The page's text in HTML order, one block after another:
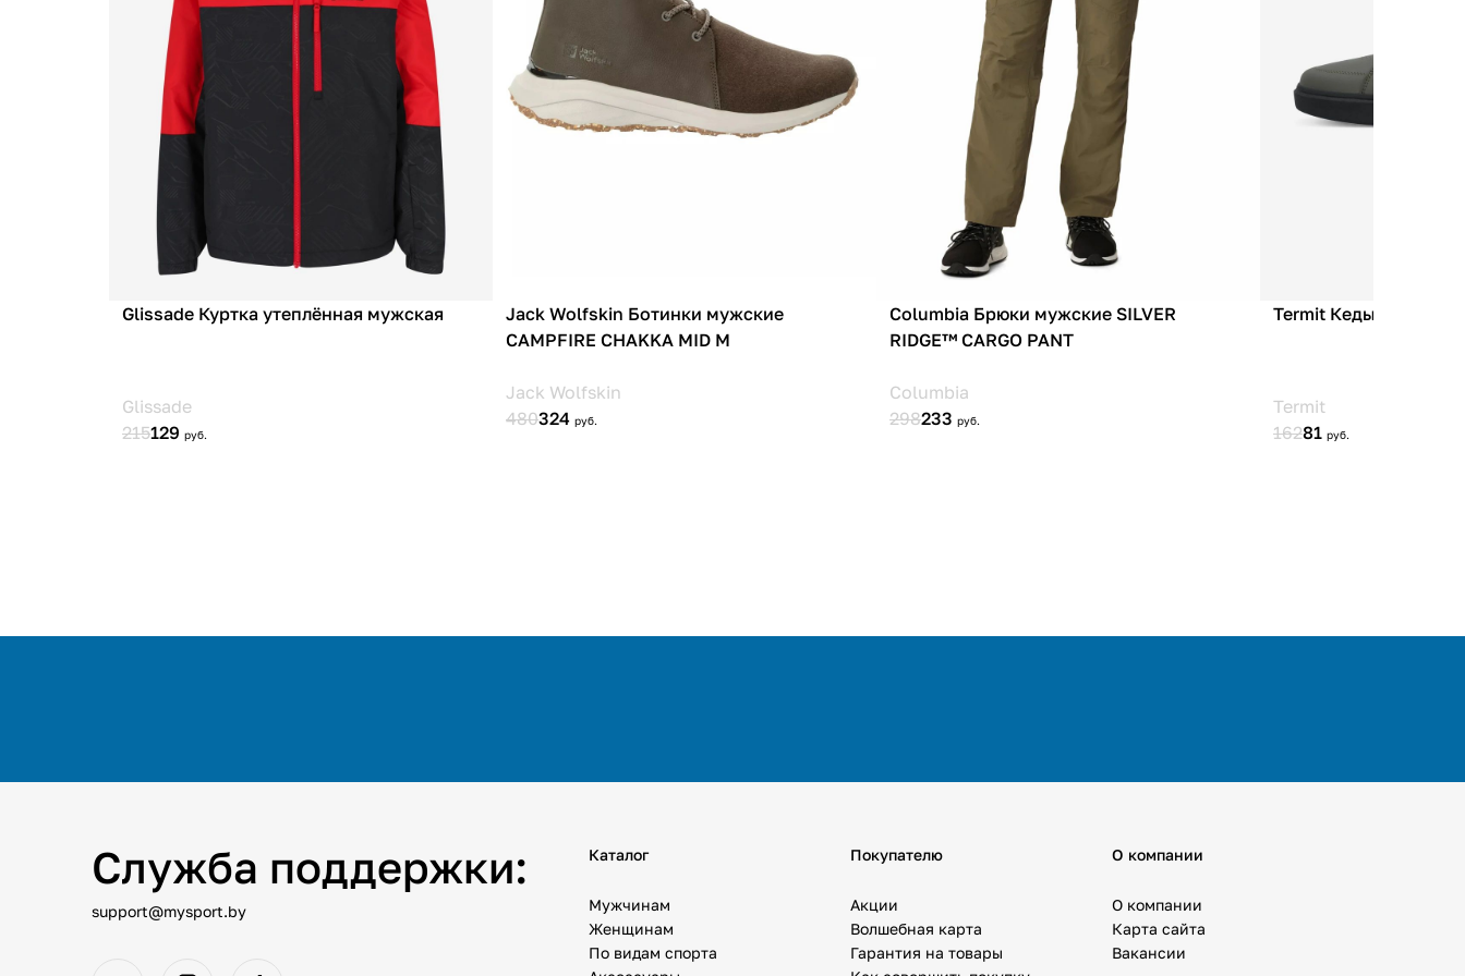
Служба поддержки:
support@mysport.by
Каталог
Мужчинам
Женщинам
По видам спорта
Покупателю
Акции
Волшебная карта
Гарантия на товары
О компании
О компании
Карта сайта
Вакансии